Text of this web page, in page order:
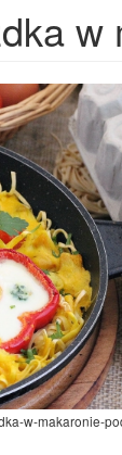
w
w-makaronie-